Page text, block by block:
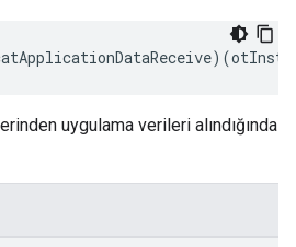
)(
uygulama verileri alındığında